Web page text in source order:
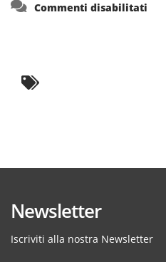
Commenti disabilitati
Newsletter
Iscriviti alla nostra Newsletter